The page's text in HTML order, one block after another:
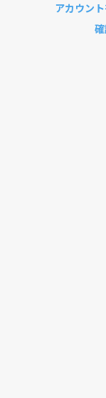
アカウン